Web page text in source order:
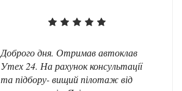
Доброго дня. Отримав автоклав
Утех 24. На рахунок консультації
та підбору- вищий пілотаж від